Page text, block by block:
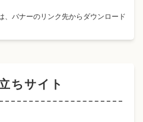
バナーのリンク先からダウンロード
ちサイト